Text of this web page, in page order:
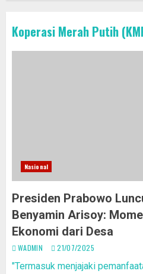
Koperasi Merah Putih
Nasional
Presiden Prabowo
Benyamin Arisoy:
Ekonomi dari Desa
WADMIN 21/07/2025
"Termasuk menjajaki